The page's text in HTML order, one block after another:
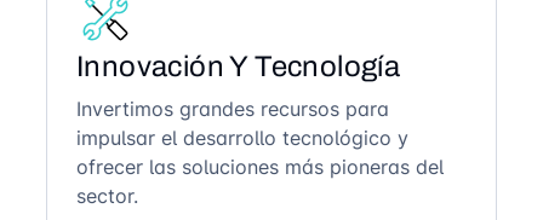
Innovación Y Tecnología
Invertimos grandes recursos para
impulsar el desarrollo tecnológico y
ofrecer las soluciones más pioneras del
sector.